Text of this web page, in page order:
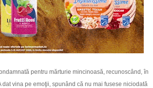
pentru mărturie mincinoasă, recunoscând, în
vina pe emoţii, spunând că nu mai fusese niciodată